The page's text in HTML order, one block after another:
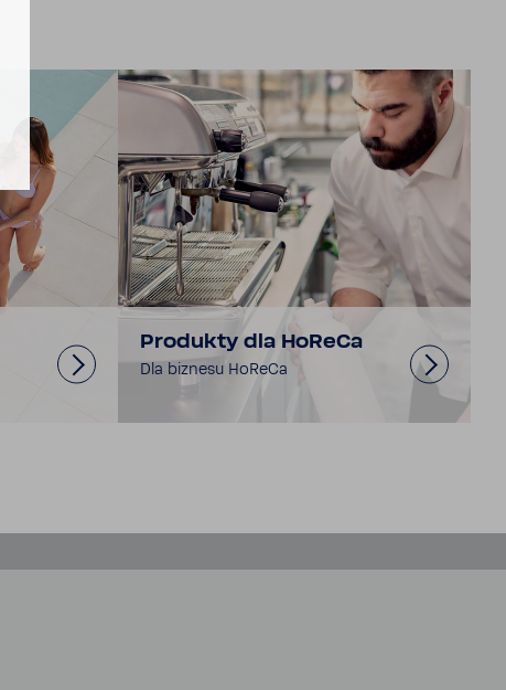
Produkty dla HoReCa
Dla biznesu HoReCa